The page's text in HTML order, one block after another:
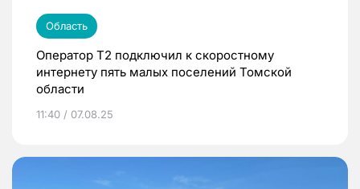
Область
Оператор Т2 подключил к скоростному
интернету пять малых поселений Томской
области
11:40 / 07.08.25